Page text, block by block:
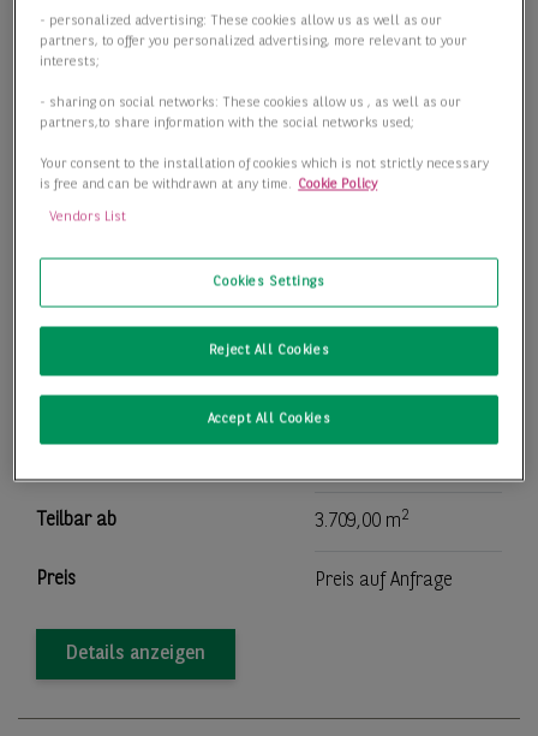
Gepflegte Single-Tenant Lagerhalle in der Nähe zum
Flughafen Leipzig/ Halle
06116 Halle
Teilbar ab 3.709,00 m2
Preis Preis auf Anfrage
Details anzeigen
- personalized advertising: These cookies allow us as well as our
partners, to offer you personalized advertising, more relevant to your
interests;
- sharing on social networks: These cookies allow us , as well as our
partners,to share information with the social networks used;
Your consent to the installation of cookies which is not strictly necessary
is free and can be withdrawn at any time. Cookie Policy
Vendors List
Cookies Settings
Reject All Cookies
Accept All Cookies